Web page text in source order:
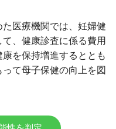
医療機関では、妊婦健
、健康診査に係る費用
を保持増進するととも
て母子保健の向上を図